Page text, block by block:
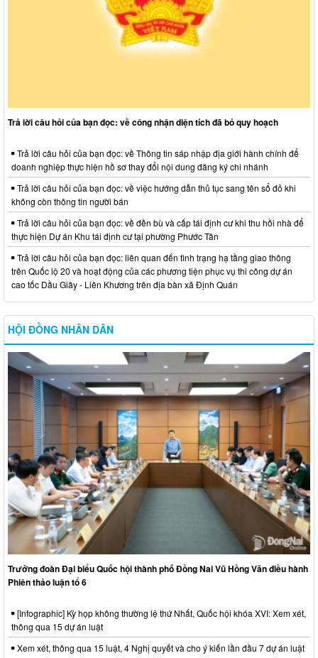
Trả lời câu hỏi của bạn đọc: về công nhận diện tích đã bỏ quy hoạch
Trả lời câu hỏi của bạn đọc: về Thông tin sáp nhập địa giới hành chính để
doanh nghiệp thực hiện hồ sơ thay đổi nội dung đăng ký chi nhánh
Trả lời câu hỏi của bạn đọc: về việc hướng dẫn thủ tục sang tên sổ đỏ khi
không còn thông tin người bán
Trả lời câu hỏi của bạn đọc: về đền bù và cấp tái định cư khi thu hồi nhà để
thực hiện Dự án Khu tái định cư tại phường Phước Tân
Trả lời câu hỏi của bạn đọc: liên quan đến tình trạng hạ tầng giao thông
trên Quốc lộ 20 và hoạt động của các phương tiện phục vụ thi công dự án
cao tốc Dầu Giây - Liên Khương trên địa bàn xã Định Quán
HỘI ĐỒNG NHÂN DÂN
Trưởng đoàn Đại biểu Quốc hội thành phố Đồng Nai Vũ Hồng Văn điều hành
Phiên thảo luận tổ 6
[Infographic] Kỳ họp không thường lệ thứ Nhất, Quốc hội khóa XVI: Xem xét,
thông qua 15 dự án luật
Xem xét, thông qua 15 luật, 4 Nghị quyết và cho ý kiến lần đầu 7 dự án luật